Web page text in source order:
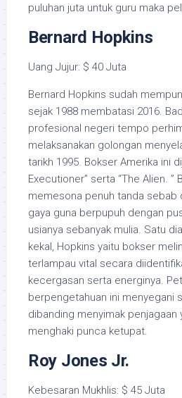
puluhan juta untuk guru maka
Bernard Hopkins
Uang Jujur: $ 40 Juta
Bernard Hopkins sudah
sejak 1988 membatasi 2016.
profesional negeri tempo
melaksanakan golongan
tarikh 1995. Bokser Amerika ini
Executioner” serta “The Alien.
memesona penuh tanda sebab
gaya guna berpupuh dengan
usianya sebanyak mulia. Satu
kekal, Hopkins yaitu bokser
terlampau vital secara
kecergasan serta energinya.
berpengetahuan ini menyegani
dibanding menyimak penjagaan
menghaki punca ketupat.
Roy Jones Jr.
Kebesaran Mukhlis: $ 45 Juta